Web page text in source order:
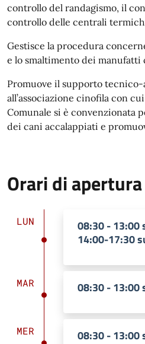
controllo del randagismo, il
controllo delle centrali
Gestisce la procedura
e lo smaltimento dei
Promuove il supporto
all’associazione cinofila con
Comunale si è convenzionata
dei cani accalappiati e
Orari di apertura
LUN 08:30 - 13:00
14:00-17:30
MAR 08:30 - 13:00
MER 08:30 - 13:00